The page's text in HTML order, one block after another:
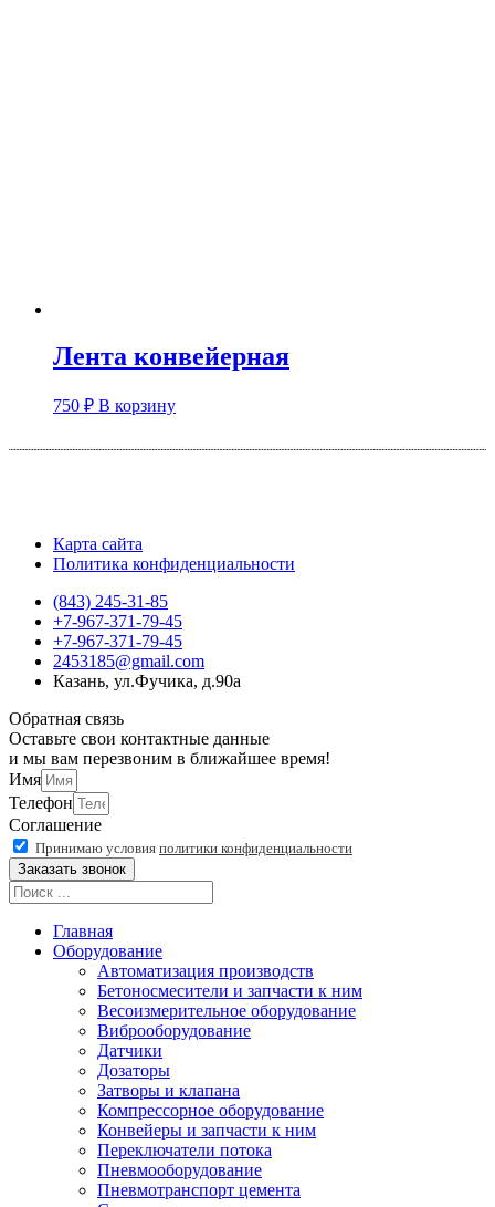
Лента конвейерная
750 ₽ В корзину
Карта сайта
Политика конфиденциальности
(843) 245-31-85
+7-967-371-79-45
+7-967-371-79-45
2453185@gmail.com
Казань, ул.Фучика, д.90а
Обратная связь
Оставьте свои контактные данные
и мы вам перезвоним в ближайшее время!
Имя
Телефон
Соглашение
Принимаю условия политики конфиденциальности
Заказать звонок
Главная
Оборудование
Автоматизация производств
Бетоносмесители и запчасти к ним
Весоизмерительное оборудование
Виброоборудование
Датчики
Дозаторы
Затворы и клапана
Компрессорное оборудование
Конвейеры и запчасти к ним
Переключатели потока
Пневмооборудование
Пневмотранспорт цемента